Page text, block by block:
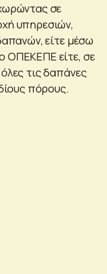
σε
υπηρεσιών,
είτε μέσω
ΟΠΕΚΕΠΕ είτε, σε
τις δαπάνες
πόρους.